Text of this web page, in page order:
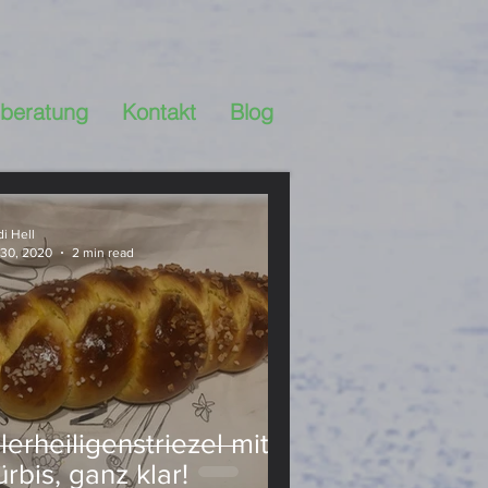
Kontakt Blog
Ernährungsberatung
DiY
Hülsenfrüchte
es frisch
mit –
ganz klar!
Hell
2020
2 min read